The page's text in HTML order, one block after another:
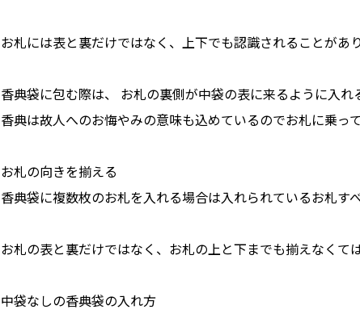
お札には表と裏だけではなく、上下でも認識されることがあり
香典袋に包む際は、 お札の裏側が中袋の表に来るように入れ
香典は故人へのお悔やみの意味も込めているのでお札に乗っ
お札の向きを揃える
香典袋に複数枚のお札を入れる場合は入れられているお札す
お札の表と裏だけではなく、お札の上と下までも揃えなくて
中袋なしの香典袋の入れ方